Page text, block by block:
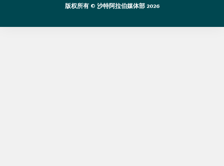
版权所有 © 沙特阿拉伯媒体部 2026